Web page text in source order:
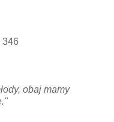
346
obaj mamy
"